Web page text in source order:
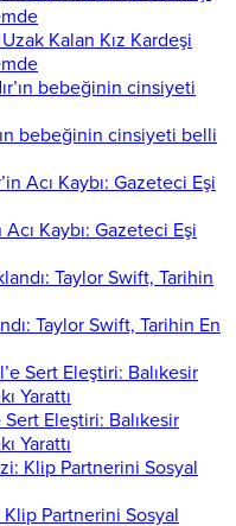
Kalan Kız Kardeşi
bebeğinin cinsiyeti belli
Kaybı: Gazeteci Eşi
Taylor Swift, Tarihin En
Eleştiri: Balıkesir
Yarattı
Klip Partnerini Sosyal